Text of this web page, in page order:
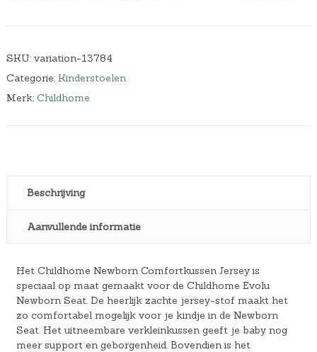
SKU: variation-13784
Categorie: Kinderstoelen
Merk: Childhome
Beschrijving
Aanvullende informatie
Het Childhome Newborn Comfortkussen Jersey is
speciaal op maat gemaakt voor de Childhome Evolu
Newborn Seat. De heerlijk zachte jersey-stof maakt het
zo comfortabel mogelijk voor je kindje in de Newborn
Seat. Het uitneembare verkleinkussen geeft je baby nog
meer support en geborgenheid. Bovendien is het